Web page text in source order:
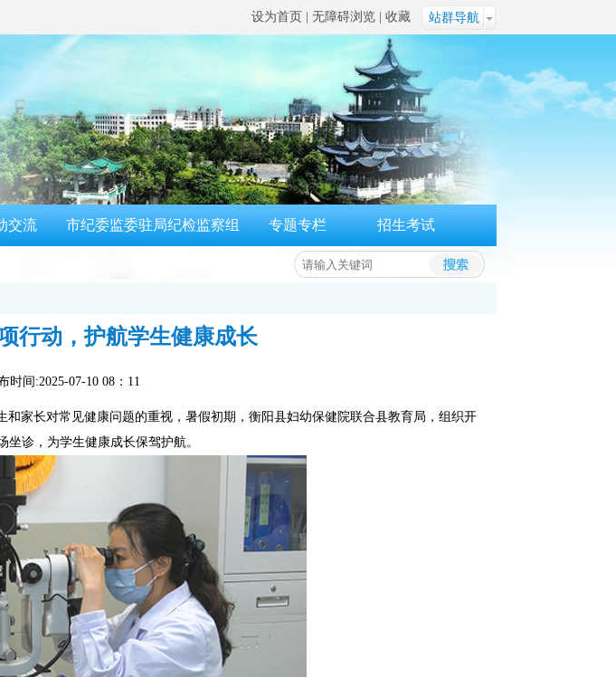
站群导航
设为首页 无障碍浏览 收藏
交流 市纪委监委驻局纪检监察组 专题专栏 招生考试
行动，护航学生健康成长
时间:2025-07-10 08：11
家长对常见健康问题的重视，暑假初期，衡阳县妇幼保健院联合县教育局，组织开
诊，为学生健康成长保驾护航。